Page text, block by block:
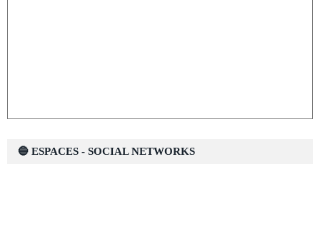
🔵 ESPACES - SOCIAL NETWORKS